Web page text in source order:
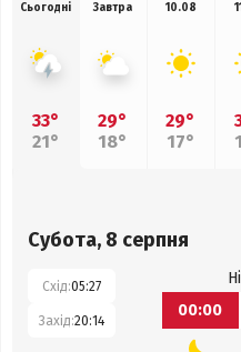
Сьогодні
33°
21°
Завтра
29°
18°
10.08
29°
17°
Субота, 8 серпня
Схід:05:27
Захід:20:14
00:00